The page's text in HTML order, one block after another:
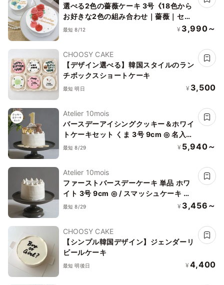
選べる2色の薔薇ケーキ 3号《18色から
お好きな2色の組み合わせ｜薔薇｜セン
イルケーキ｜メッセージ｜韓国》
最短 8/12 ¥ 3,990～
CHOOSY CAKE
【デザイン選べる】韓国スタイルのラン
チボックスショートケーキ
最短 明日 ¥ 3,500
Atelier 10mois
バースデーアイシングクッキー＆ホワイ
トケーキセット くま 3号 9cm ◎ 名入れ
バースデーケーキ スマッシュケーキ ア
最短 8/29 ¥ 5,940～
Atelier 10mois
ファーストバースデーケーキ 単品 ホワ
イト 3号 9cm ◎ / スマッシュケーキ お
誕生日 1歳 ハーフバースデー
最短 8/29 ¥ 3,456～
CHOOSY CAKE
【シンプル韓国デザイン】ジェンダーリ
ビールケーキ
最短 明後日 ¥ 4,400